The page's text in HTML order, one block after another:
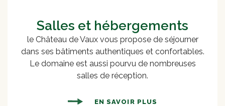
Salles et hébergements
le Château de Vaux vous propose de séjourner
dans ses bâtiments authentiques et confortables.
Le domaine est aussi pourvu de nombreuses
salles de réception.
EN SAVOIR PLUS